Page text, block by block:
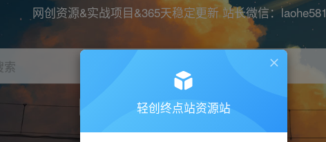
网创资源&实战项目&365天稳定更新 站长微信：laohe581
索
引流 短视频 剪辑
轻创终点站资源站